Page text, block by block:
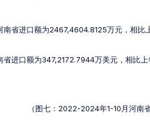
省进口额为2467,4604.8125万元，相比
省进口额为347,2172.7944万美元，相比
（图七：2022-2024年1-10月河南